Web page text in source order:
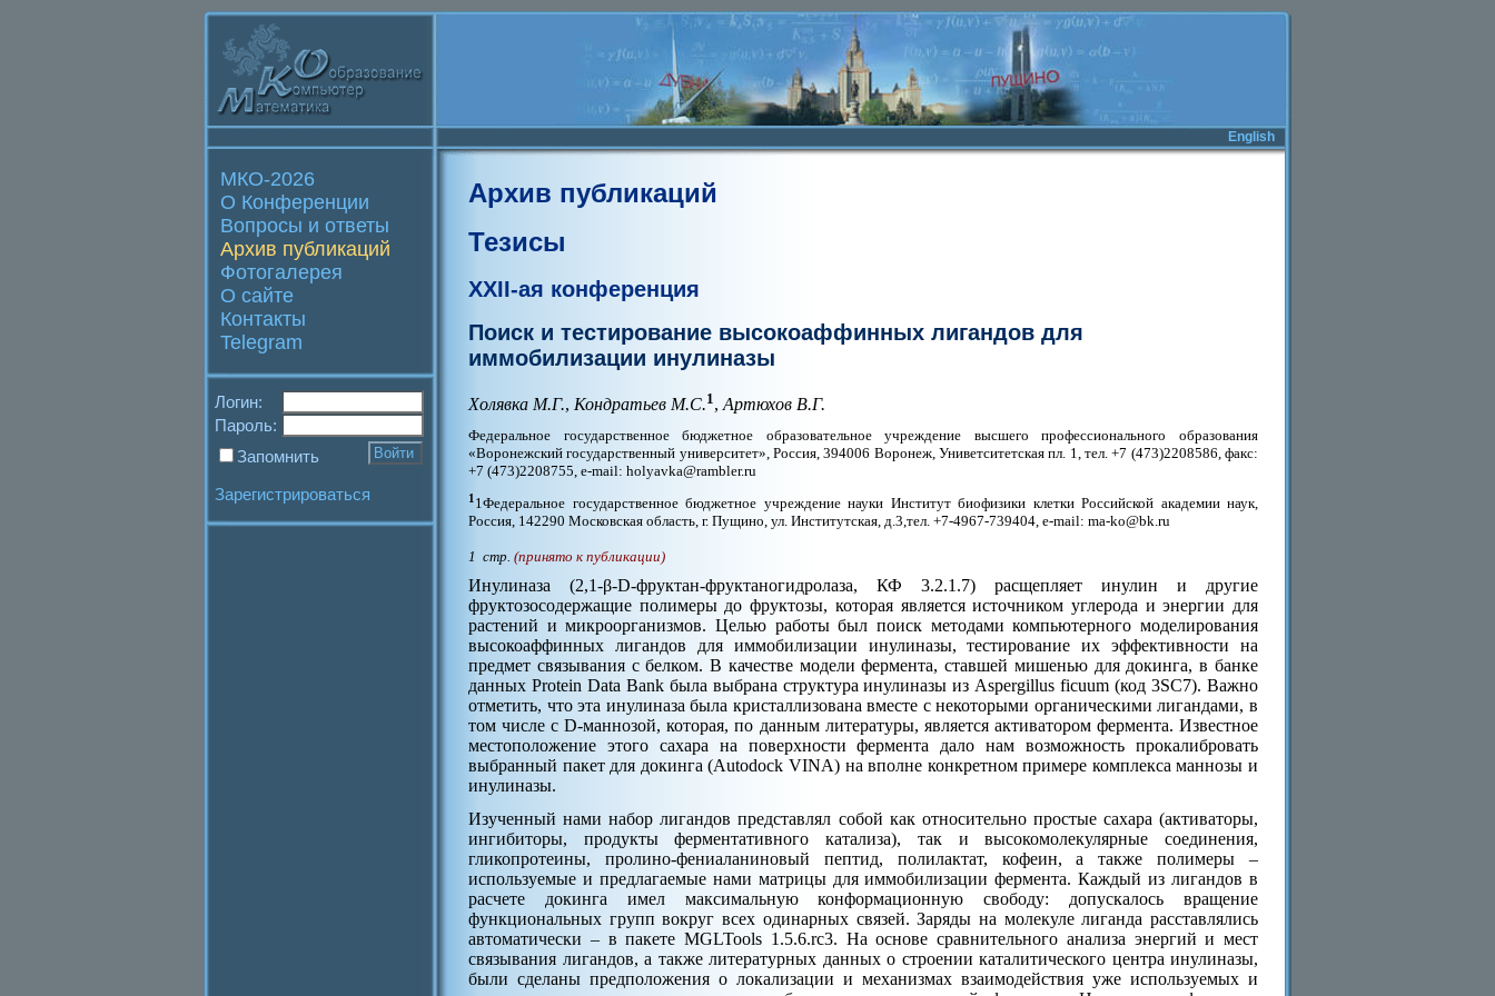
English
МКО-2026
О Конференции
Вопросы и ответы
Архив публикаций
Фотогалерея
О сайте
Контакты
Telegram
Логин:
Пароль:
Запомнить
Зарегистрироваться
Архив публикаций
Тезисы
XXII-ая конференция
Поиск и тестирование высокоаффинных лигандов для
иммобилизации инулиназы
Холявка М.Г., Кондратьев М.C.1 , Артюхов В.Г.
Федеральное государственное бюджетное образовательное учреждение высшего профессионального образования
«Воронежский государственный университет», Россия, 394006 Воронеж, Униветситетская пл. 1, тел. +7 (473)2208586, факс:
+7 (473)2208755, e-mail: holyavka@rambler.ru
1 1Федеральное государственное бюджетное учреждение науки Институт биофизики клетки Российской академии наук,
Россия, 142290 Московская область, г. Пущино, ул. Институтская, д.3,тел. +7-4967-739404, e-mail: ma-ko@bk.ru
1 стр. (принято к публикации)
Инулиназа (2,1-β-D-фруктан-фруктаногидролаза, КФ 3.2.1.7) расщепляет инулин и другие
фруктозосодержащие полимеры до фруктозы, которая является источником углерода и энергии для
растений и микроорганизмов. Целью работы был поиск методами компьютерного моделирования
высокоаффинных лигандов для иммобилизации инулиназы, тестирование их эффективности на
предмет связывания с белком. В качестве модели фермента, ставшей мишенью для докинга, в банке
данных Protein Data Bank была выбрана структура инулиназы из Aspergillus ficuum (код 3SC7). Важно
отметить, что эта инулиназа была кристаллизована вместе с некоторыми органическими лигандами, в
том числе с D-маннозой, которая, по данным литературы, является активатором фермента. Известное
местоположение этого сахара на поверхности фермента дало нам возможность прокалибровать
выбранный пакет для докинга (Autodock VINA) на вполне конкретном примере комплекса маннозы и
инулиназы.
Изученный нами набор лигандов представлял собой как относительно простые сахара (активаторы,
ингибиторы, продукты ферментативного катализа), так и высокомолекулярные соединения,
гликопротеины, пролино-фениаланиновый пептид, полилактат, кофеин, а также полимеры –
используемые и предлагаемые нами матрицы для иммобилизации фермента. Каждый из лигандов в
расчете докинга имел максимальную конформационную свободу: допускалось вращение
функциональных групп вокруг всех одинарных связей. Заряды на молекуле лиганда расставлялись
автоматически – в пакете MGLTools 1.5.6.rc3. На основе сравнительного анализа энергий и мест
связывания лигандов, а также литературных данных о строении каталитического центра инулиназы,
были сделаны предположения о локализации и механизмах взаимодействия уже используемых и